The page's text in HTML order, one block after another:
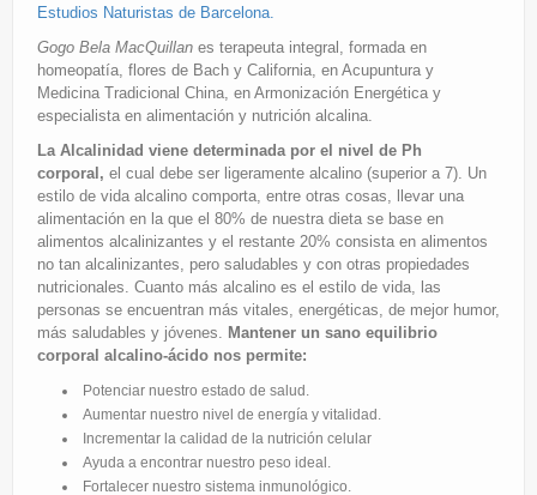
Estudios Naturistas de Barcelona.
Gogo Bela MacQuillan es terapeuta integral, formada en
homeopatía, flores de Bach y California, en Acupuntura y
Medicina Tradicional China, en Armonización Energética y
especialista en alimentación y nutrición alcalina.
La Alcalinidad viene determinada por el nivel de Ph
corporal, el cual debe ser ligeramente alcalino (superior a 7). Un
estilo de vida alcalino comporta, entre otras cosas, llevar una
alimentación en la que el 80% de nuestra dieta se base en
alimentos alcalinizantes y el restante 20% consista en alimentos
no tan alcalinizantes, pero saludables y con otras propiedades
nutricionales. Cuanto más alcalino es el estilo de vida, las
personas se encuentran más vitales, energéticas, de mejor humor,
más saludables y jóvenes. Mantener un sano equilibrio
corporal alcalino-ácido nos permite:
Potenciar nuestro estado de salud.
Aumentar nuestro nivel de energía y vitalidad.
Incrementar la calidad de la nutrición celular
Ayuda a encontrar nuestro peso ideal.
Fortalecer nuestro sistema inmunológico.